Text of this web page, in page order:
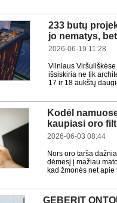
233 butų
jo nematys,
2026-06-19 11:28
Vilniaus Viršuliškėse
išsiskiria ne tik
17 ir 18 aukštų
Kodėl
kaupiasi oro
2026-06-03 08:44
Nors oro tarša
dėmesį į mažiau
kad žmonės net
GEBERIT